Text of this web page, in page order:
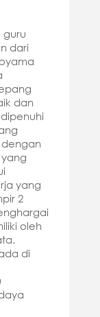
guru
dari
dan
yang
2
oleh
di